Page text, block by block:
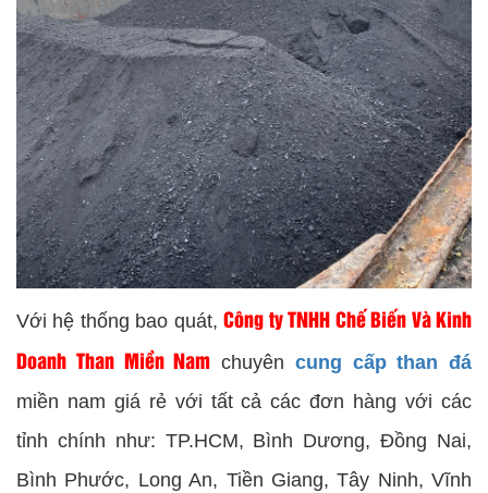
Với hệ thống bao quát,Công ty TNHH Chế Biến Và Kinh
Doanh Than Miền Nam chuyên cung cấp than đá
miền nam giá rẻ với tất cả các đơn hàng với các
tỉnh chính như: TP.HCM, Bình Dương, Đồng Nai,
Bình Phước, Long An, Tiền Giang, Tây Ninh, Vĩnh